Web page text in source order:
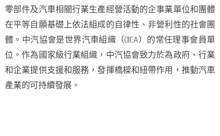
零部件及汽車相關行業生產經營活動的企事業單位和團體
在平等自願基礎上依法組成的自律性、非營利性的社會團
體。中汽協會是世界汽車組織（OICA）的常任理事會員單
位。作為國家級行業組織，中汽協會致力於為政府、行業
和企業提供支援和服務，發揮橋樑和紐帶作用，推動汽車
產業的可持續發展。